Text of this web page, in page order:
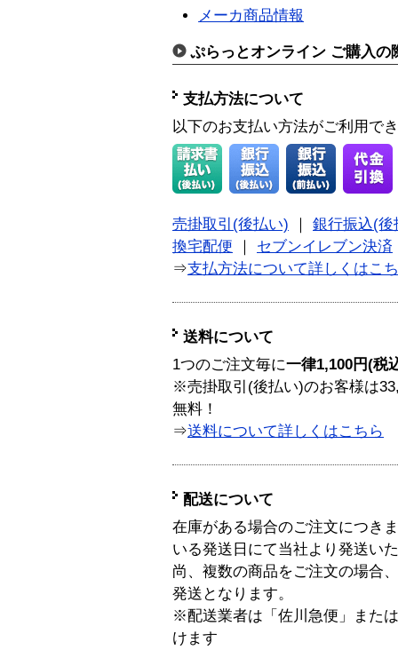
メーカ商品情報
ぷらっとオンライン ご購入の
支払方法について
以下のお支払い方法がご利用で
売掛取引(後払い)
銀行振込(後
換宅配便
セブンイレブン決済
⇒支払方法について詳しくはこ
送料について
1つのご注文毎に一律1,100円(税
※売掛取引(後払い)のお客様は
無料！
⇒送料について詳しくはこちら
配送について
在庫がある場合のご注文につき
いる発送日にて当社より発送い
尚、複数の商品をご注文の場合
発送となります。
※配送業者は「佐川急便」また
けます